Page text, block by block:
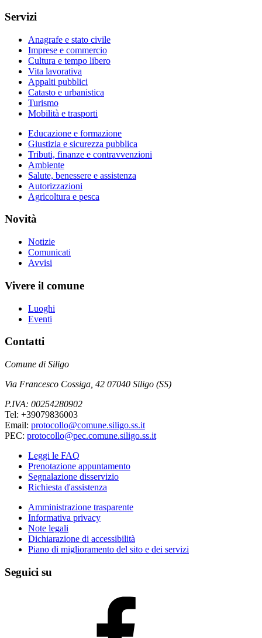
Servizi
Anagrafe e stato civile
Imprese e commercio
Cultura e tempo libero
Vita lavorativa
Appalti pubblici
Catasto e urbanistica
Turismo
Mobilità e trasporti
Educazione e formazione
Giustizia e sicurezza pubblica
Tributi, finanze e contravvenzioni
Ambiente
Salute, benessere e assistenza
Autorizzazioni
Agricoltura e pesca
Novità
Notizie
Comunicati
Avvisi
Vivere il comune
Luoghi
Eventi
Contatti
Comune di Siligo
Via Francesco Cossiga, 42 07040 Siligo (SS)
P.IVA: 00254280902
Tel: +39079836003
Email: protocollo@comune.siligo.ss.it
PEC: protocollo@pec.comune.siligo.ss.it
Leggi le FAQ
Prenotazione appuntamento
Segnalazione disservizio
Richiesta d'assistenza
Amministrazione trasparente
Informativa privacy
Note legali
Dichiarazione di accessibilità
Piano di miglioramento del sito e dei servizi
Seguici su